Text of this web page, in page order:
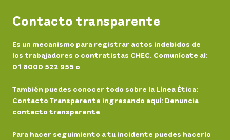
Contacto transparente
Es un mecanismo para registrar actos indebidos de
los trabajadores o contratistas CHEC. Comunícate al:
01 8000 522 955 o
También puedes conocer todo sobre la Línea Ética:
Contacto Transparente ingresando aquí: Denuncia
contacto transparente
Para hacer seguimiento a tu incidente puedes hacerlo